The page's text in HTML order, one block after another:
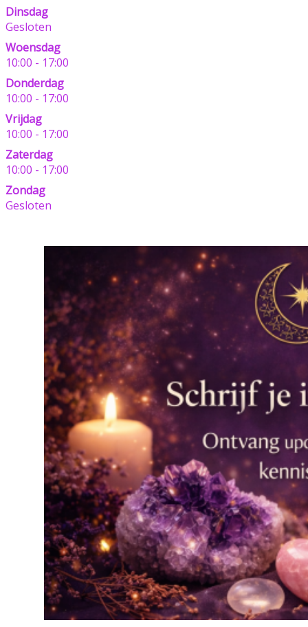
Dinsdag
Gesloten
Woensdag
10:00 - 17:00
Donderdag
10:00 - 17:00
Vrijdag
10:00 - 17:00
Zaterdag
10:00 - 17:00
Zondag
Gesloten